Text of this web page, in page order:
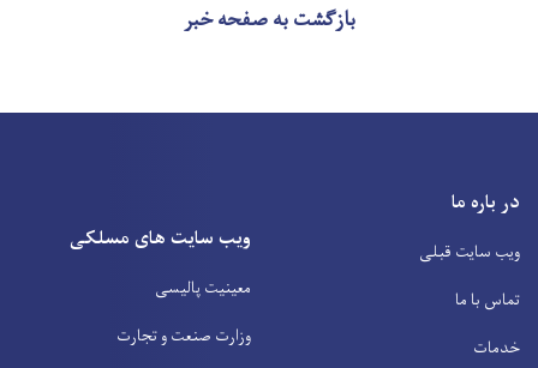
بازگشت به صفحه خبر
در باره ما
ویب سایت قبلی
تماس با ما
خدمات
ویب سایت های مسلکی
معینیت پالیسی
وزارت صنعت و تجارت